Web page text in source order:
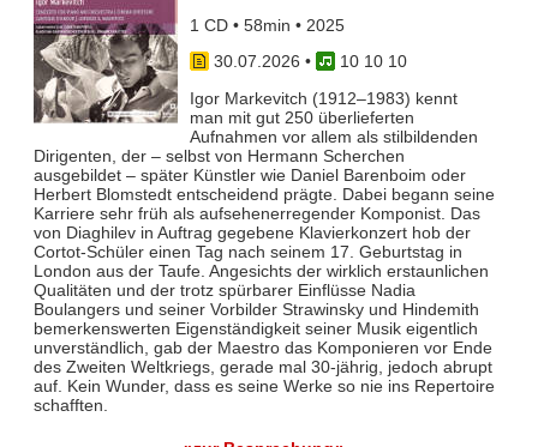
1 CD • 58min • 2025
30.07.2026 •
10 10 10
Igor Markevitch (1912–1983) kennt
man mit gut 250 überlieferten
Aufnahmen vor allem als stilbildenden
Dirigenten, der – selbst von Hermann Scherchen
ausgebildet – später Künstler wie Daniel Barenboim oder
Herbert Blomstedt entscheidend prägte. Dabei begann seine
Karriere sehr früh als aufsehenerregender Komponist. Das
von Diaghilev in Auftrag gegebene Klavierkonzert hob der
Cortot-Schüler einen Tag nach seinem 17. Geburtstag in
London aus der Taufe. Angesichts der wirklich erstaunlichen
Qualitäten und der trotz spürbarer Einflüsse Nadia
Boulangers und seiner Vorbilder Strawinsky und Hindemith
bemerkenswerten Eigenständigkeit seiner Musik eigentlich
unverständlich, gab der Maestro das Komponieren vor Ende
des Zweiten Weltkriegs, gerade mal 30-jährig, jedoch abrupt
auf. Kein Wunder, dass es seine Werke so nie ins Repertoire
schafften.